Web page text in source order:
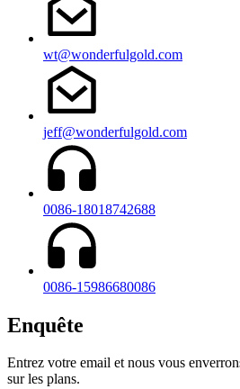
wt@wonderfulgold.com
jeff@wonderfulgold.com
0086-18018742688
0086-15986680086
Enquête
Entrez votre email et nous vous
sur les plans.